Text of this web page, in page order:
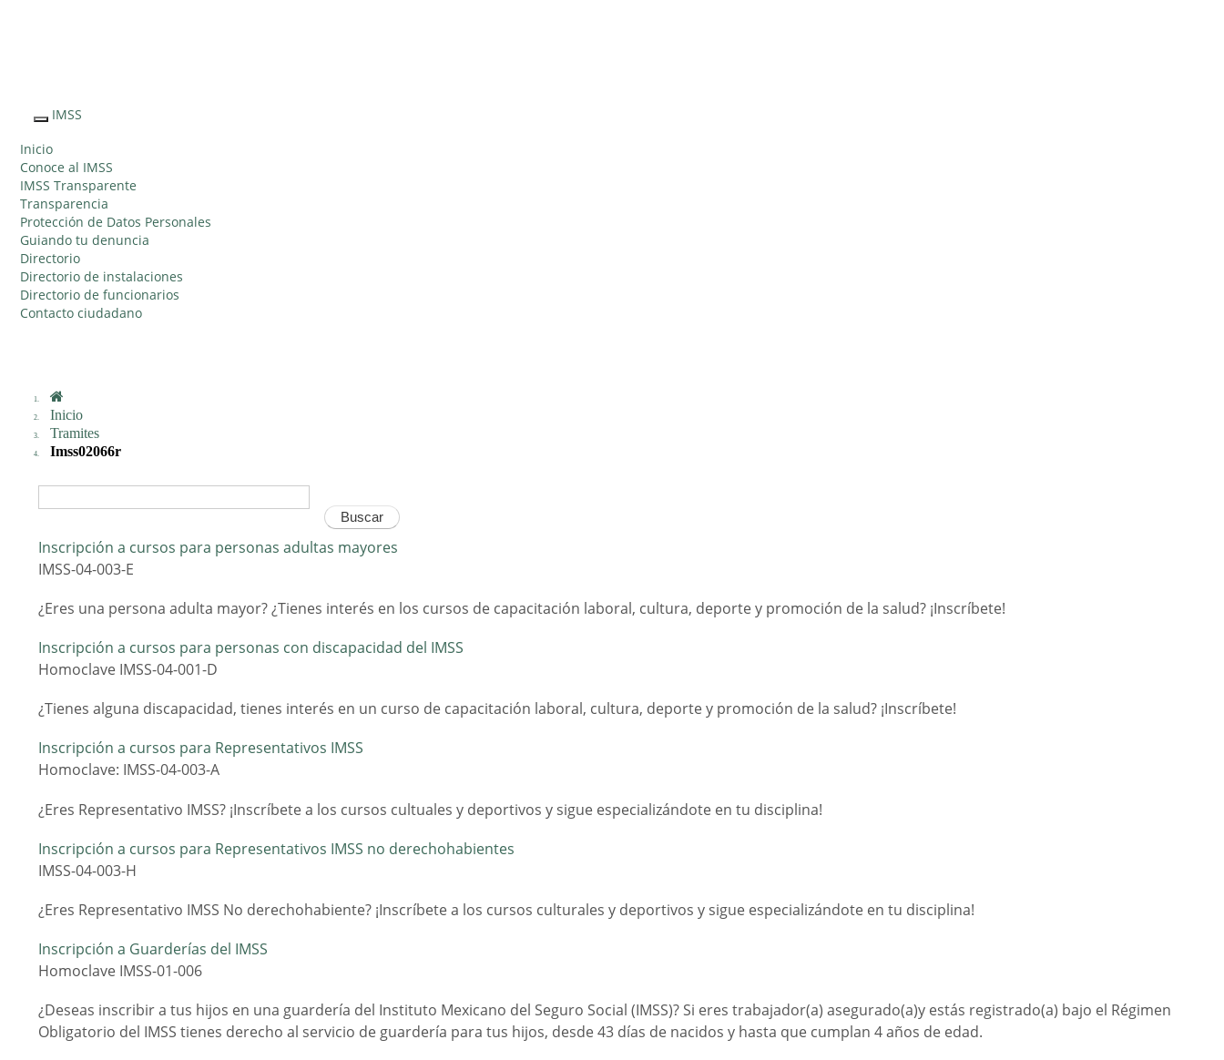
Interruptor
Navegación
IMSS
Inicio
Conoce al IMSS
IMSS Transparente
Transparencia
Protección de Datos Personales
Guiando tu denuncia
Directorio
Directorio de instalaciones
Directorio de funcionarios
Contacto ciudadano
Inicio
Tramites
Imss02066r
Inscripción a cursos para personas adultas mayores
IMSS-04-003-E
¿Eres una persona adulta mayor? ¿Tienes interés en los cursos de capacitación laboral, cultura, deporte y promoción de la salud? ¡Inscríbete!
Inscripción a cursos para personas con discapacidad del IMSS
Homoclave IMSS-04-001-D
¿Tienes alguna discapacidad, tienes interés en un curso de capacitación laboral, cultura, deporte y promoción de la salud? ¡Inscríbete!
Inscripción a cursos para Representativos IMSS
Homoclave: IMSS-04-003-A
¿Eres Representativo IMSS? ¡Inscríbete a los cursos cultuales y deportivos y sigue especializándote en tu disciplina!
Inscripción a cursos para Representativos IMSS no derechohabientes
IMSS-04-003-H
¿Eres Representativo IMSS No derechohabiente? ¡Inscríbete a los cursos culturales y deportivos y sigue especializándote en tu disciplina!
Inscripción a Guarderías del IMSS
Homoclave IMSS-01-006
¿Deseas inscribir a tus hijos en una guardería del Instituto Mexicano del Seguro Social (IMSS)? Si eres trabajador(a) asegurado(a)y estás registrado(a) bajo el Régimen
Obligatorio del IMSS tienes derecho al servicio de guardería para tus hijos, desde 43 días de nacidos y hasta que cumplan 4 años de edad.